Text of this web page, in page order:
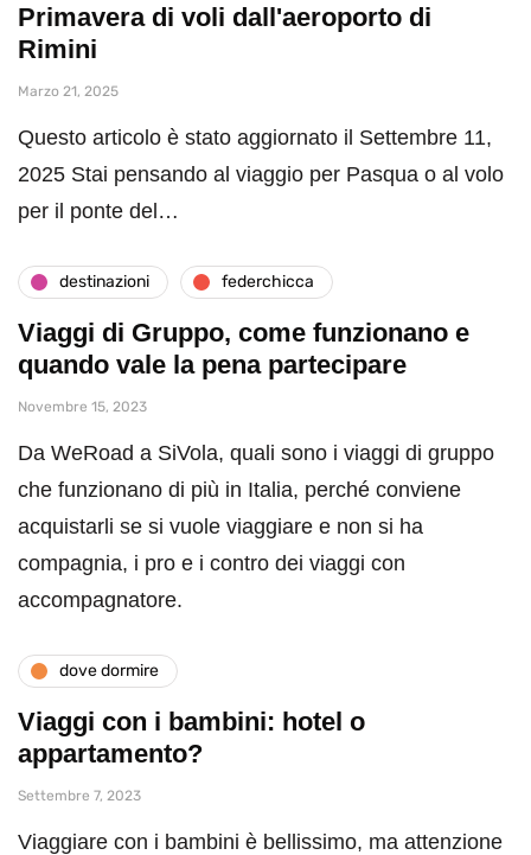
Primavera di voli dall'aeroporto di
Rimini
Marzo 21, 2025
Questo articolo è stato aggiornato il Settembre 11,
2025 Stai pensando al viaggio per Pasqua o al volo
per il ponte del…
destinazioni federchicca
Viaggi di Gruppo, come funzionano e
quando vale la pena partecipare
Novembre 15, 2023
Da WeRoad a SiVola, quali sono i viaggi di gruppo
che funzionano di più in Italia, perché conviene
acquistarli se si vuole viaggiare e non si ha
compagnia, i pro e i contro dei viaggi con
accompagnatore.
dove dormire
Viaggi con i bambini: hotel o
appartamento?
Settembre 7, 2023
Viaggiare con i bambini è bellissimo, ma attenzione